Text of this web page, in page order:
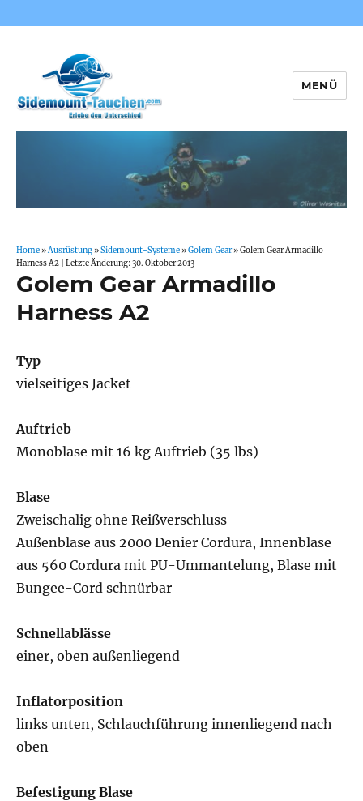
Sidemount-Tauchen
MENÜ
Home »Ausrüstung »Sidemount-Systeme »Golem Gear»Golem Gear Armadillo
Harness A2
| Letzte Änderung: 30. Oktober 2013
Golem Gear Armadillo
Harness A2
Typ
vielseitiges Jacket
Auftrieb
Monoblase mit 16 kg Auftrieb (35 lbs)
Blase
Zweischalig ohne Reißverschluss
Außenblase aus 2000 Denier Cordura, Innenblase
aus 560 Cordura mit PU-Ummantelung, Blase mit
Bungee-Cord schnürbar
Schnellablässe
einer, oben außenliegend
Inflatorposition
links unten, Schlauchführung innenliegend nach
oben
Befestigung Blase